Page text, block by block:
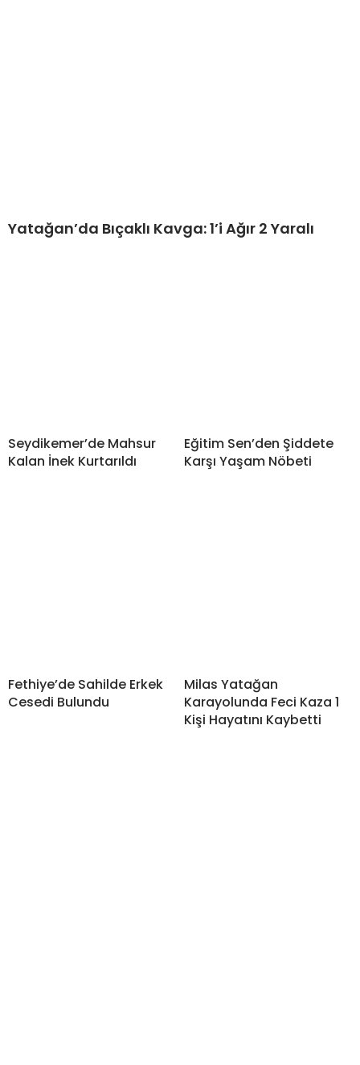
Yatağan’da Bıçaklı Kavga: 1’i Ağır 2 Yaralı
Seydikemer’de Mahsur
Kalan İnek Kurtarıldı
Eğitim Sen’den Şiddete
Karşı Yaşam Nöbeti
Fethiye’de Sahilde Erkek
Cesedi Bulundu
Milas Yatağan
Karayolunda Feci Kaza 1
Kişi Hayatını Kaybetti